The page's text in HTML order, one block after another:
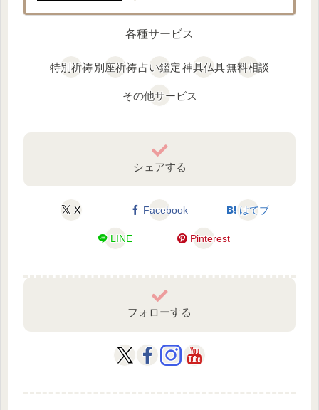
各種サービス
特別祈祷別座祈祷占い鑑定神具仏具無料相談
その他サービス
シェアする
X Facebook はてブ
LINE Pinterest
フォローする